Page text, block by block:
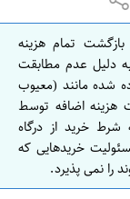
ن
ص
ف
ه
ا
ن
بازگشت تمام هزینه
دلیل عدم مطابقت
شده مانند (معیوب
هزینه اضافه توسط
خرید از درگاه
خریدهایی که
را نمی پذیرد.